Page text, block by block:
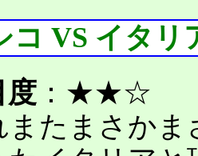
コ VS イタリ
度：★★☆
たまさかま